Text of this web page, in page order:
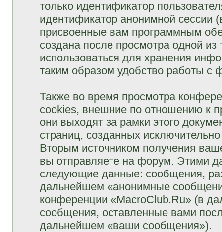
только идентификатор
идентификатор анонимной сессии
присвоенные вам программным
создана после просмотра одной
использоваться для хранения
таким образом удобство работы с
Также во время просмотра
cookies, внешние по отношению к
они выходят за рамки этого
страниц, созданных
Вторым источником получения
вы отправляете на форум. Этими
следующие данные: сообщения,
дальнейшем «анонимные
конференции «MacroClub.Ru» (в
сообщения, оставленные вами
дальнейшем «ваши сообщения»).